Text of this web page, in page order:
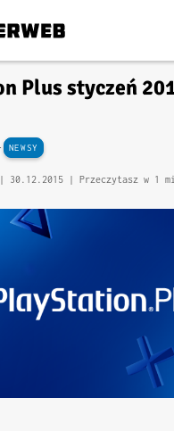
Plus styczeń
NEWSY
| 30.12.2015 | Przeczytasz w 1